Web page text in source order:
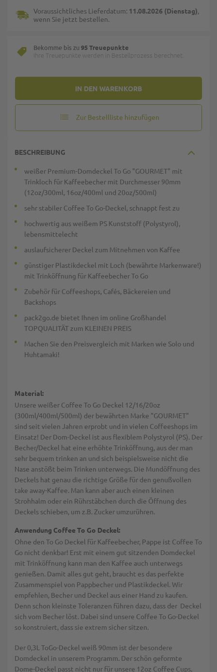
IN DEN WARENKORB
Voraussichtliches Lieferdatum: 11.08.2026 (Dienstag),
wenn Sie jetzt bestellen.
Bekomme bis zu 95 Treuepunkte
Ihre Treuepunkte werden in Bestellprozess berechnet.
Zur Bestellliste hinzufügen
BESCHREIBUNG
weißer Premium-Domdeckel To Go "GOURMET" mit
Trinkloch für Kaffeebecher mit Durchmesser 90mm
(12oz/300ml, 16oz/400ml und 20oz/500ml)
sehr stabiler Coffee To Go-Deckel, schnappt fest zu
hochwertig aus weißem PS Kunststoff (Polystyrol),
lebensmittelecht
auslaufsicherer Deckel zum Mitnehmen von Kaffee
günstiger Plastikdeckel mit Loch (bewährte Markenware!)
mit Trinköffnung für Kaffeebecher To Go
Zubehör für Coffeeshops, Cafés, Bäckereien und
Backshops
pack2go.de bietet Ihnen im online Großhandel
TOPQUALITÄT zum KLEINEN PREIS
Machen Sie den Preisvergleich mit Marken wie Solo und
Huhtamaki!
Material:
Unsere weißer Coffee To Go Deckel 12/16/20oz
(300ml/400ml/500ml) der bewährten Marke "GOURMET"
sind seit vielen Jahren erprobt und in vielen Coffeeshops im
Einsatz! Der Dom-Deckel ist aus flexiblem Polystyrol (PS). Der
Becher/Deckel hat eine erhöhte Trinköffnung, aus der man
sehr bequem trinken an und sich beispielsweise nicht die
Nase anstößt beim Trinken unterwegs. Die Mundöffnung des
Deckels hat genau die richtige Größe für den genußvollen
take away-Kaffee. Man kann aber auch einen kleinen
Strohhalm oder ein Rührstäbchen durch die Öffnung des
Deckels schieben, um z.B. Zucker umzurühren.
Anwendung Coffee To Go Deckel:
Ohne den To Go Deckel für Kaffeebecher, Pappe ist Coffee To
Go nicht denkbar! Erst mit einem gut sitzenden Domdeckel
mit Trinköffnung kann man den Kaffee auch unterwegs
genießen. Damit alles gut geht, braucht es das perfekte
Zusammenspiel von Pappbecher und Plastikdeckel. Wir
empfehlen, Becher und Deckel aus einer Hand zu kaufen.
Denn schon kleinste Toleranzen führen dazu, dass der Deckel
sich vom Becher löst. Dabei sind unsere Coffee To Go-Deckel
so konstruiert, dass sie extrem sicher sitzen.
Der 0,3L ToGo-Deckel weiß 90mm ist der besondere
Domdeckel in unserem Programm. Der schön geformte
Dome-Deckel passt nicht nur für unsere 12oz Coffee Cups,